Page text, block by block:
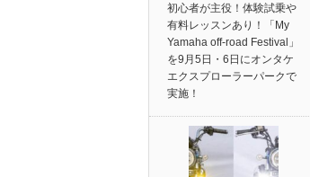
初心者が主役！体験試乗や
有料レッスンあり！「My
Yamaha off-road Festival」
を9月5日・6日にオンタケ
エクスプローラーパークで
実施！